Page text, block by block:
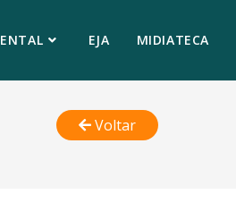
EJA MIDIATECA
Voltar